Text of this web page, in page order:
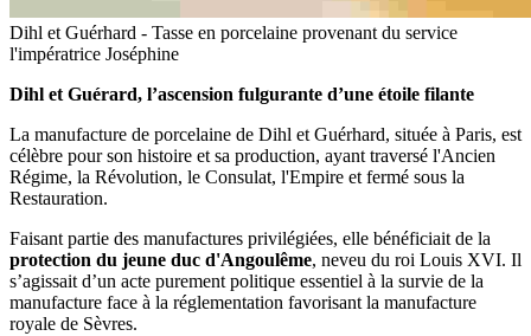
Dihl et Guérhard - Tasse en porcelaine provenant du service
l'impératrice Joséphine
Dihl et Guérard, l’ascension fulgurante d’une étoile filante
La manufacture de porcelaine de Dihl et Guérhard, située à Paris, est
célèbre pour son histoire et sa production, ayant traversé l'Ancien
Régime, la Révolution, le Consulat, l'Empire et fermé sous la
Restauration.
Faisant partie des manufactures privilégiées, elle bénéficiait de la
protection du jeune duc d'Angoulême, neveu du roi Louis XVI. Il
s’agissait d’un acte purement politique essentiel à la survie de la
manufacture face à la réglementation favorisant la manufacture
royale de Sèvres.